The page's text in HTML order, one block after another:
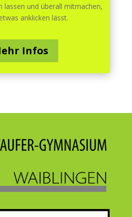
lassen und überall mitmachen,
anklicken lässt.
Infos